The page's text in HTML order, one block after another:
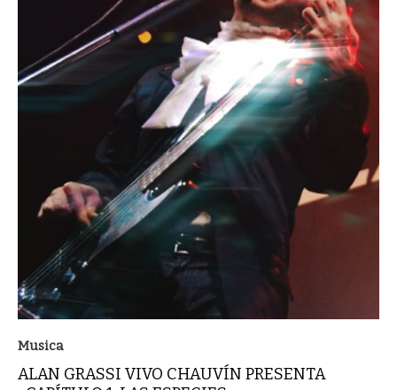
Musica
ALAN GRASSI VIVO CHAUVÍN PRESENTA